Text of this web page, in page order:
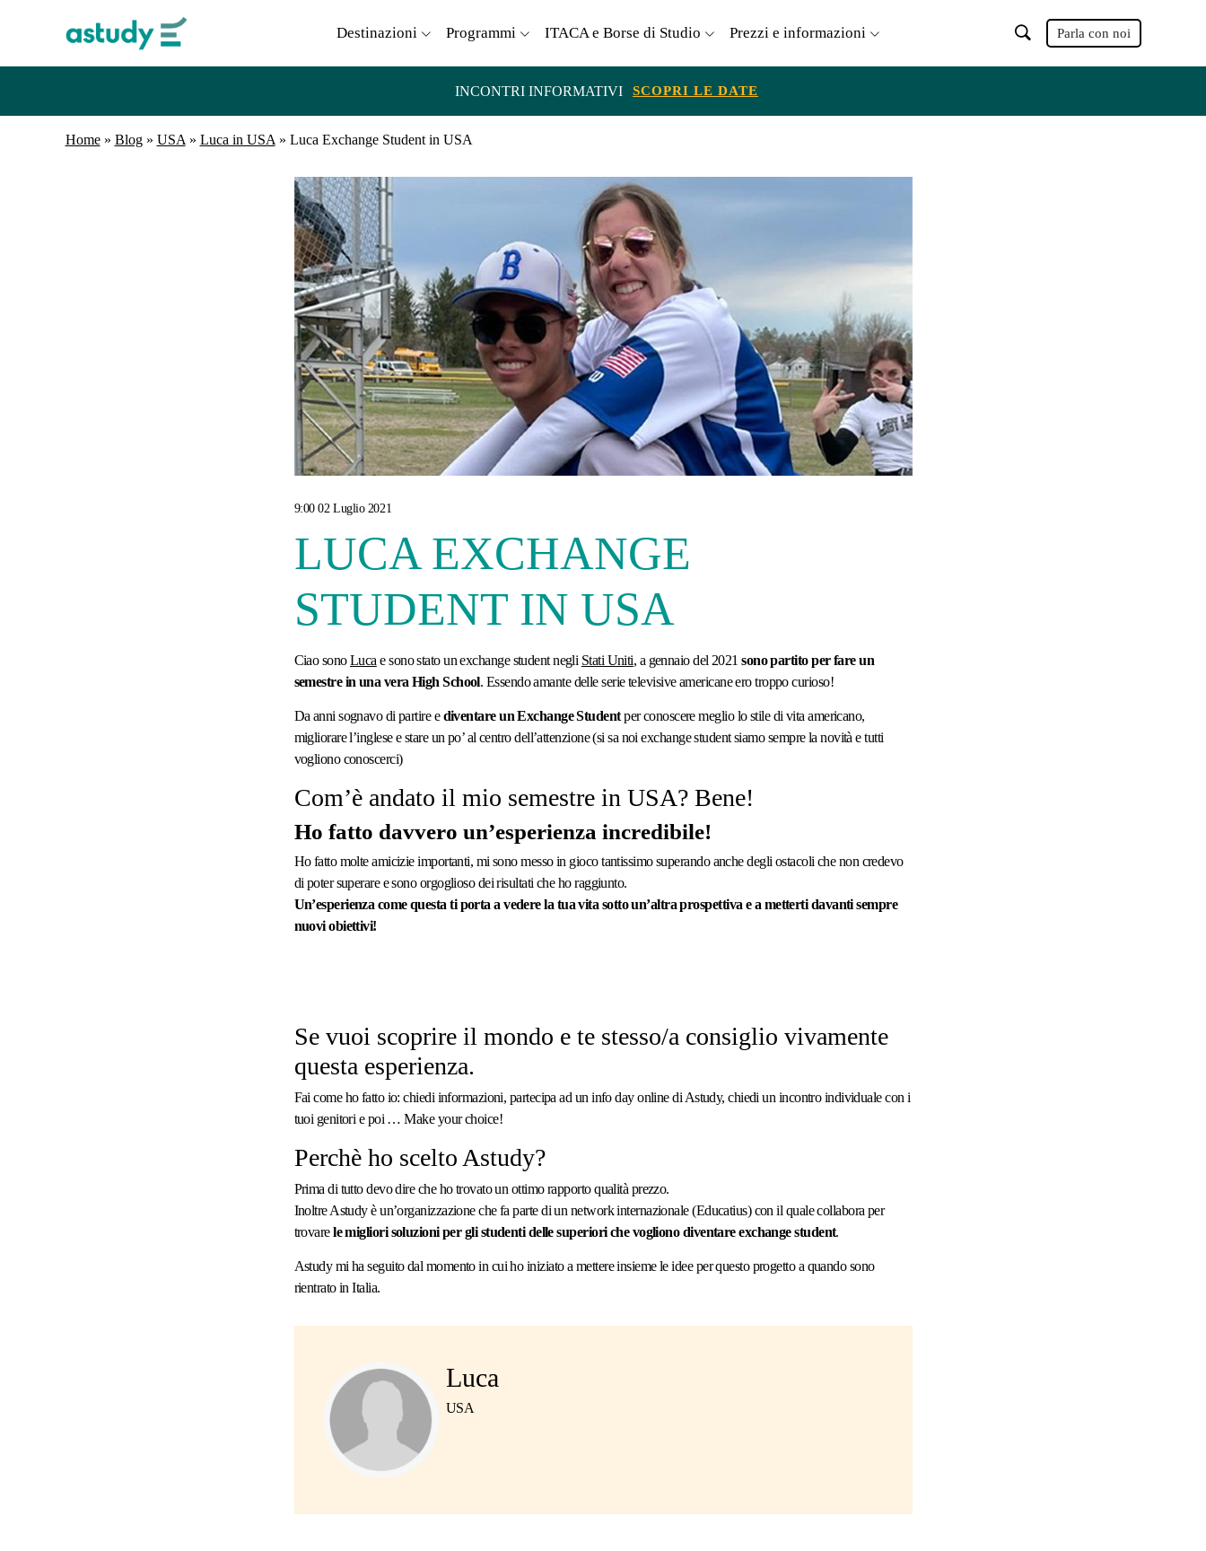
Destinazioni Programmi ITACA e Borse di Studio Prezzi e informazioni Parla con noi
INCONTRI INFORMATIVI SCOPRI LE DATE
Home» Blog» USA » Luca in USA » Luca Exchange Student in USA
9:00 02 Luglio 2021
LUCA EXCHANGE
STUDENT IN USA
Ciao sonoLuca e sono stato un exchange student negli Stati Uniti, a gennaio del 2021sono partito per fare un
semestre in una vera High School. Essendo amante delle serie televisive americane ero troppo curioso!
Da anni sognavo di partire ediventare un Exchange Studentper conoscere meglio lo stile di vita americano,
migliorare l’inglese e stare un po’ al centro dell’attenzione (si sa noi exchange student siamo sempre la novità e tutti
vogliono conoscerci)
Com’è andato il mio semestre in USA? Bene!
Ho fatto davvero un’esperienza incredibile!
Ho fatto molte amicizie importanti, mi sono messo in gioco tantissimo superando anche degli ostacoli che non credevo
di poter superare e sono orgoglioso dei risultati che ho raggiunto.
Un’esperienza come questa ti porta a vedere la tua vita sotto un’altra prospettiva e a metterti davanti sempre
nuovi obiettivi!
Se vuoi scoprire il mondo e te stesso/a consiglio vivamente
questa esperienza.
Fai come ho fatto io: chiedi informazioni, partecipa ad un info day online di Astudy, chiedi un incontro individuale con i
tuoi genitori e poi … Make your choice!
Perchè ho scelto Astudy?
Prima di tutto devo dire che ho trovato un ottimo rapporto qualità prezzo.
Inoltre Astudy è un’organizzazione che fa parte di un network internazionale (Educatius) con il quale collabora per
trovarele migliori soluzioni per gli studenti delle superiori che vogliono diventare exchange student.
Astudy mi ha seguito dal momento in cui ho iniziato a mettere insieme le idee per questo progetto a quando sono
rientrato in Italia.
Luca
USA